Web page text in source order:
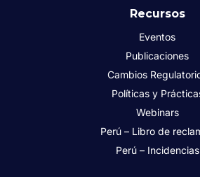
Recursos
Eventos
Publicaciones
Cambios
Políticas y
Webinars
Perú – Libro de
Perú – Incidencias